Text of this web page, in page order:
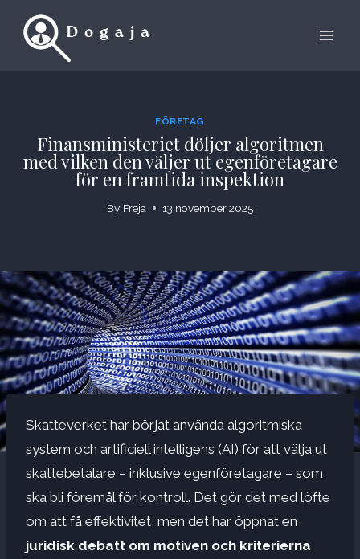
FÖRETAG
Finansministeriet döljer algoritmen
med vilken den väljer ut egenföretagare
för en framtida inspektion
By Freja 13 november 2025
Skatteverket har börjat använda algoritmiska
system och artificiell intelligens (AI) för att välja ut
skattebetalare – inklusive egenföretagare – som
ska bli föremål för kontroll. Det gör det med löfte
om att få effektivitet, men det har öppnat en
juridisk debatt om motiven och kriterierna